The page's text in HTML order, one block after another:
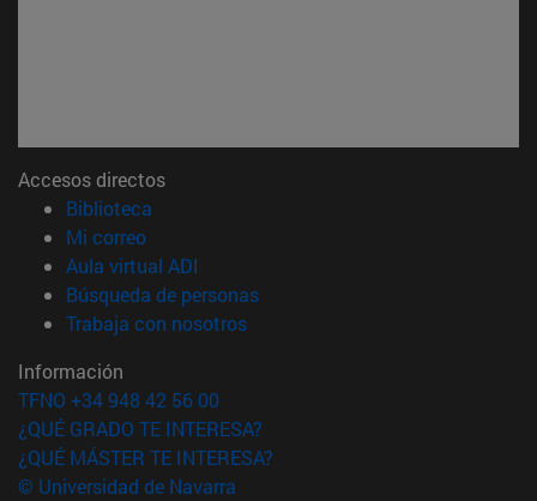
Accesos directos
Biblioteca
Mi correo(abre en nueva ventana)
Aula virtual ADI
Búsqueda de personas(abre en nueva ventana)
Trabaja con nosotros(abre en nueva ventana)
Información
TFNO +34 948 42 56 00
¿QUÉ GRADO TE INTERESA?
¿QUÉ MÁSTER TE INTERESA?
© Universidad de Navarra